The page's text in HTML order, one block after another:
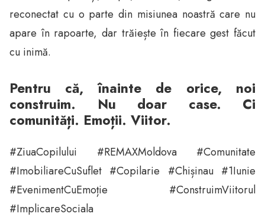
reconectat cu o parte din misiunea noastră care nu
apare în rapoarte, dar trăiește în fiecare gest făcut
cu inimă.
Pentru că, înainte de orice, noi
construim. Nu doar case. Ci
comunități. Emoții. Viitor.
#ZiuaCopilului #REMAXMoldova #Comunitate
#ImobiliareCuSuflet #Copilarie #Chișinau #1Iunie
#EvenimentCuEmoție #ConstruimViitorul
#ImplicareSociala